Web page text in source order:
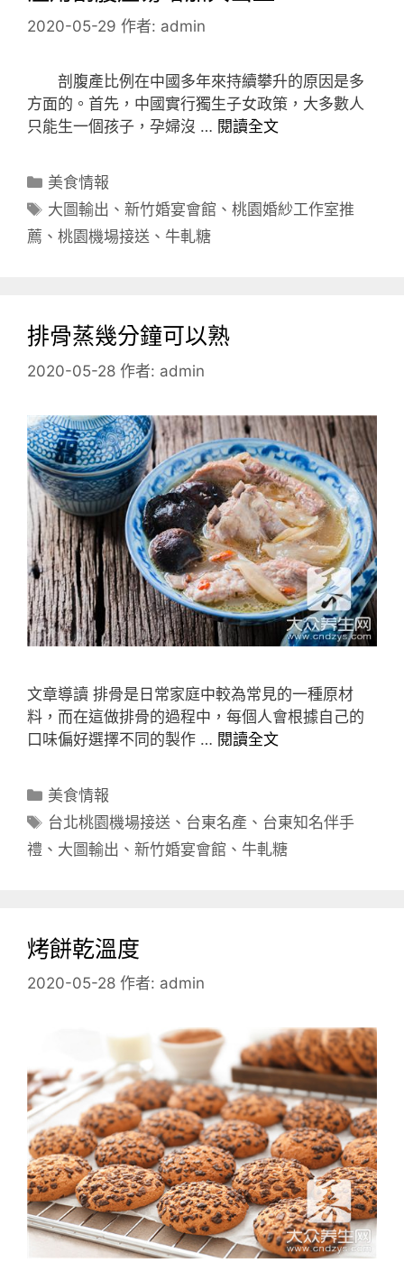
2020-05-29 作者: admin
剖腹產比例在中國多年來持續攀升的原因是多
方面的。首先，中國實行獨生子女政策，大多數人
只能生一個孩子，孕婦沒 … 閱讀全文
分
類
美食情報
標
籤
大圖輸出 、新竹婚宴會館 、桃園婚紗工作室推
薦 、 桃園機場接送 、 牛軋糖
排骨蒸幾分鐘可以熟
2020-05-28 作者: admin
文章導讀 排骨是日常家庭中較為常見的一種原材
料，而在這做排骨的過程中，每個人會根據自己的
口味偏好選擇不同的製作 … 閱讀全文
分
類
美食情報
標
台北桃園機場接送 、 台東名產 、 台東知名伴手
禮 、 大圖輸出 、 新竹婚宴會館 、 牛軋糖
烤餅乾溫度
2020-05-28 作者: admin